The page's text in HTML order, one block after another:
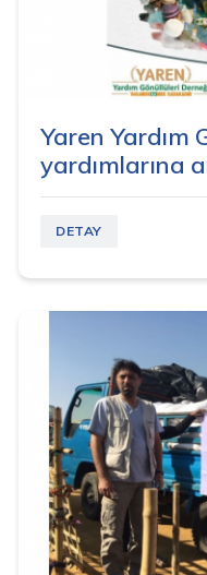
Yaren Yardım
yardımlarına
DETAY